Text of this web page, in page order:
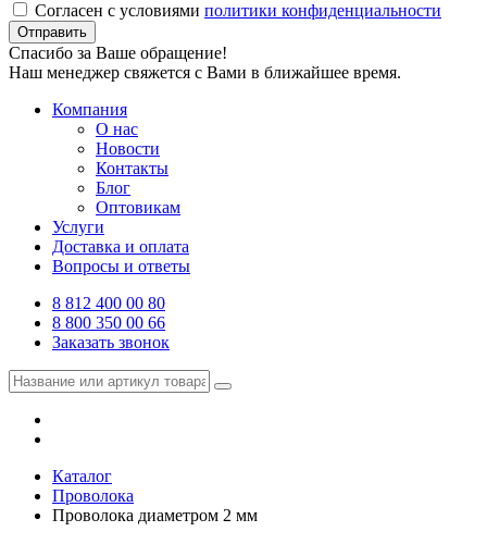
Согласен с условиями политики конфиденциальности
Отправить
Спасибо за Ваше обращение!
Наш менеджер свяжется с Вами в ближайшее время.
Компания
О нас
Новости
Контакты
Блог
Оптовикам
Услуги
Доставка и оплата
Вопросы и ответы
8 812 400 00 80
8 800 350 00 66
Заказать звонок
Каталог
Проволока
Проволока диаметром 2 мм